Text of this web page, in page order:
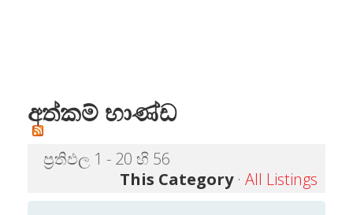
අත්කම් භාණ්ඩ
ප්‍රතිඵල 1 - 20 හි 56
This Category· All Listings